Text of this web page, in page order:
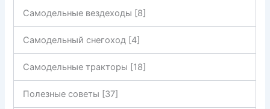
Самодельные вездеходы [8]
Самодельный снегоход [4]
Самодельные тракторы [18]
Полезные советы [37]